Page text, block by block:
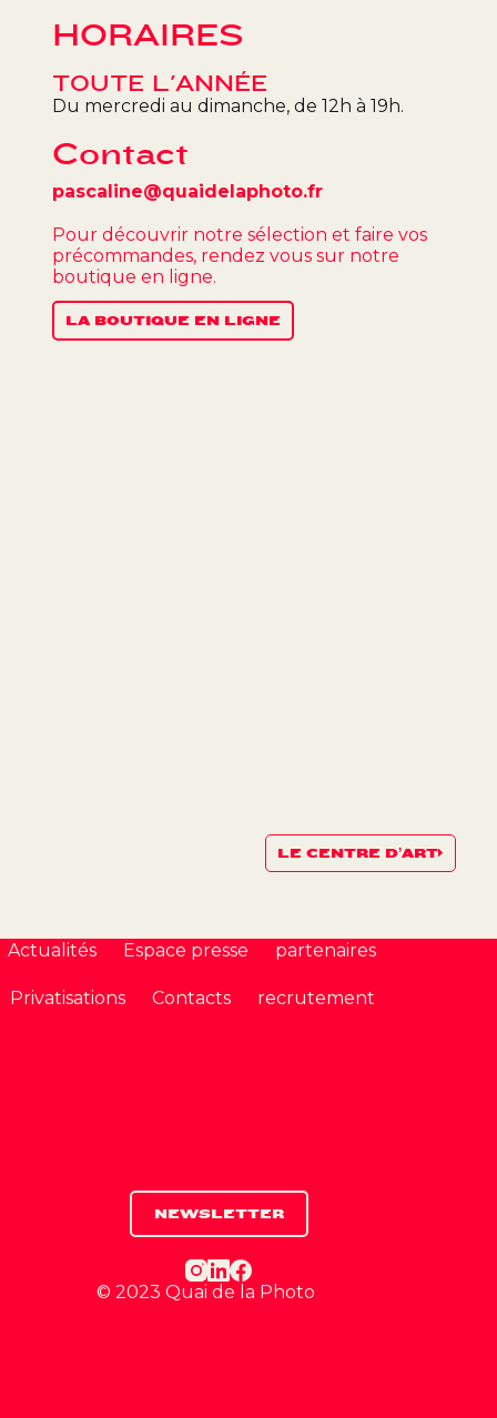
HORAIRES
TOUTE L'ANNÉE
Du mercredi au dimanche, de 12h à 19h.
Contact
pascaline@quaidelaphoto.fr
Pour découvrir notre sélection et faire vos
précommandes, rendez vous sur notre
boutique en ligne.
LA BOUTIQUE EN LIGNE
LE CENTRE D’ART
Actualités Espace presse partenaires
Privatisations Contacts recrutement
NEWSLETTER
© 2023 Quai de la Photo